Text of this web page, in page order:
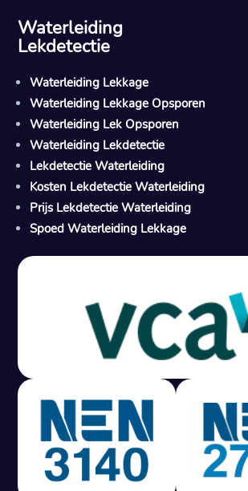
M
Gratis offerte in 24 uur
Geen lekkage? Geen betaling.
Vast tarief van € 395,- exc btw.
Rapport binnen 3 werkdagen.
100% RIsicovrij.
Vaak vergoed door verzekeraar.
Waterleiding
Lekdetectie
Waterleiding Lekkage
Waterleiding Lekkage Opsporen
Waterleiding Lek Opsporen
Waterleiding Lekdetectie
Lekdetectie Waterleiding
Kosten Lekdetectie Waterleiding
Prijs Lekdetectie Waterleiding
Spoed Waterleiding Lekkage